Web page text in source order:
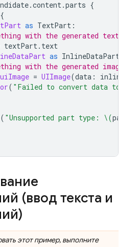
.content.parts {
{
as TextPart :
with the generated text
textPart. text
as InlineDataPart
with the generated image
uiImage = UIImage(data :
( "Failed to convert data to
( "Unsupported part type: \(part
(ввод текста и
этот пример, выполните